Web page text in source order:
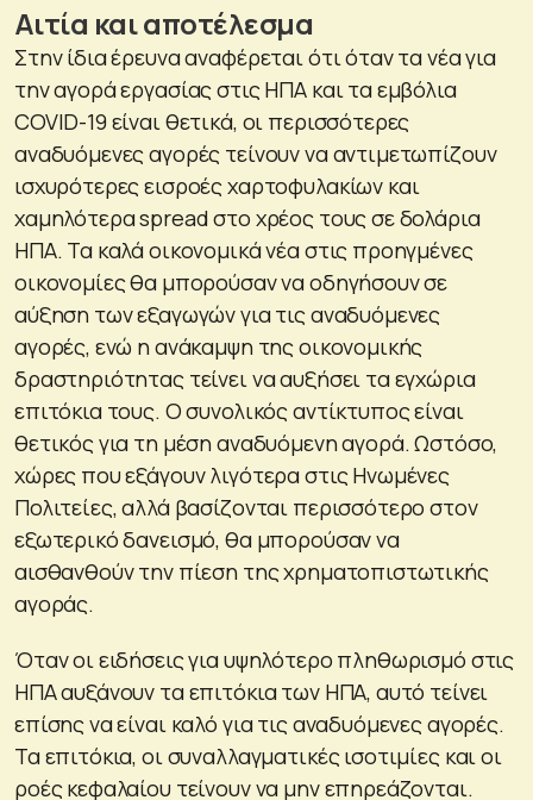
Αιτία και αποτέλεσμα
Στην ίδια έρευνα αναφέρεται ότι όταν τα νέα για
την αγορά εργασίας στις ΗΠΑ και τα εμβόλια
COVID-19 είναι θετικά, οι περισσότερες
αναδυόμενες αγορές τείνουν να αντιμετωπίζουν
ισχυρότερες εισροές χαρτοφυλακίων και
χαμηλότερα spread στο χρέος τους σε δολάρια
ΗΠΑ. Τα καλά οικονομικά νέα στις προηγμένες
οικονομίες θα μπορούσαν να οδηγήσουν σε
αύξηση των εξαγωγών για τις αναδυόμενες
αγορές, ενώ η ανάκαμψη της οικονομικής
δραστηριότητας τείνει να αυξήσει τα εγχώρια
επιτόκια τους. Ο συνολικός αντίκτυπος είναι
θετικός για τη μέση αναδυόμενη αγορά. Ωστόσο,
χώρες που εξάγουν λιγότερα στις Ηνωμένες
Πολιτείες, αλλά βασίζονται περισσότερο στον
εξωτερικό δανεισμό, θα μπορούσαν να
αισθανθούν την πίεση της χρηματοπιστωτικής
αγοράς.
Όταν οι ειδήσεις για υψηλότερο πληθωρισμό στις
ΗΠΑ αυξάνουν τα επιτόκια των ΗΠΑ, αυτό τείνει
επίσης να είναι καλό για τις αναδυόμενες αγορές.
Τα επιτόκια, οι συναλλαγματικές ισοτιμίες και οι
ροές κεφαλαίου τείνουν να μην επηρεάζονται.